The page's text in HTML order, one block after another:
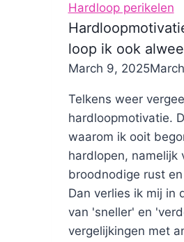
Hardloop perikelen
loop ik ook
ByNicole
March 9, 2025
Telkens weer
hardloopmotivatie.
waarom ik ooit
hardlopen, namelijk
broodnodige rust
Dan verlies ik mij in
van 'sneller' en
vergelijkingen met